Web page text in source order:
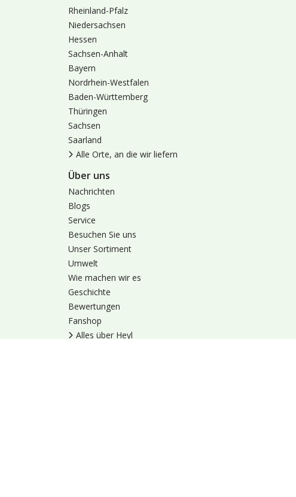
Rheinland-Pfalz
Niedersachsen
Hessen
Sachsen-Anhalt
Bayern
Nordrhein-Westfalen
Baden-Württemberg
Thüringen
Sachsen
Saarland
Alle Orte, an die wir liefern
Über uns
Nachrichten
Blogs
Service
Besuchen Sie uns
Unser Sortiment
Umwelt
Wie machen wir es
Geschichte
Bewertungen
Fanshop
Alles über Heyl